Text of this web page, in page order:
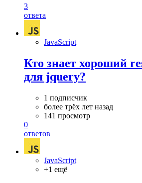
3
ответа
JavaScript
Кто знает хороший
для jquery?
1 подписчик
более трёх лет назад
141 просмотр
0
ответов
JavaScript
+1 ещё